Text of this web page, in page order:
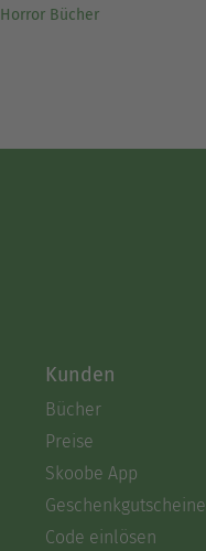
Horror Bücher
Kunden
Bücher
Preise
Skoobe App
Geschenkgutscheine
Code einlösen